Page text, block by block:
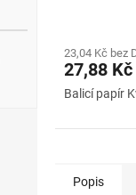
23,04 Kč bez
27,88 Kč
Balicí papír
Popis